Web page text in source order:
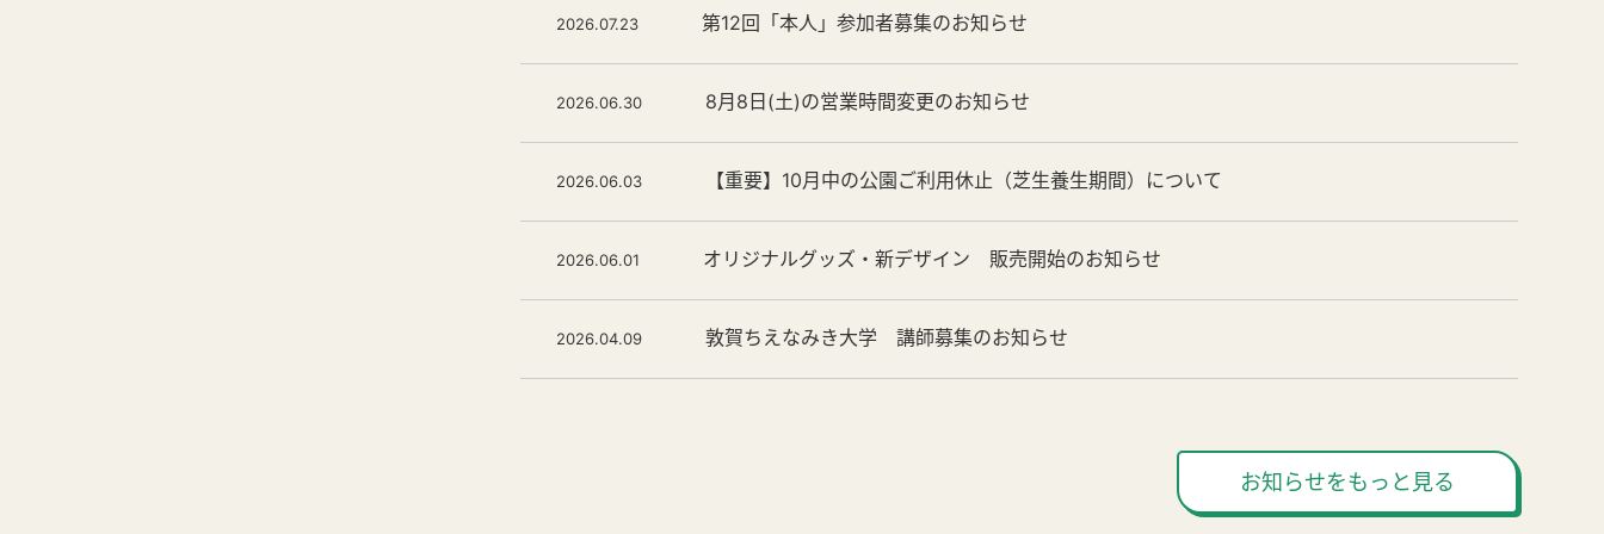
2026.07.23 第12回「本人」参加者募集のお知らせ
2026.06.30 8月8日(土)の営業時間変更のお知らせ
2026.06.03 【重要】10月中の公園ご利用休止（芝生養生期間）について
2026.06.01 オリジナルグッズ・新デザイン 販売開始のお知らせ
2026.04.09 敦賀ちえなみき大学 講師募集のお知らせ
お知らせをもっと見る